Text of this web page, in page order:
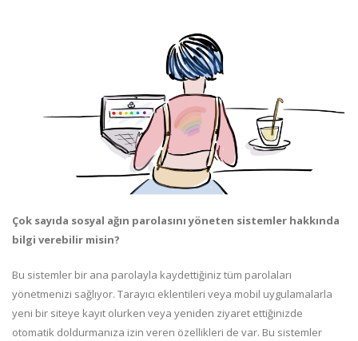
Çok sayıda sosyal ağın parolasını yöneten sistemler hakkında
bilgi verebilir misin?
Bu sistemler bir ana parolayla kaydettiğiniz tüm parolaları
yönetmenizi sağlıyor. Tarayıcı eklentileri veya mobil uygulamalarla
yeni bir siteye kayıt olurken veya yeniden ziyaret ettiğinizde
otomatik doldurmanıza izin veren özellikleri de var. Bu sistemler